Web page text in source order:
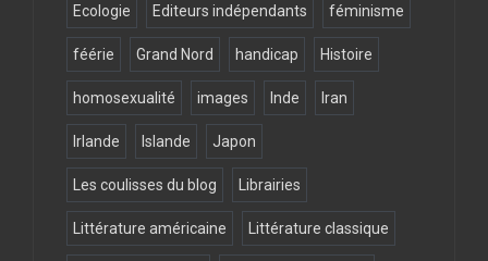
Ecologie Editeurs indépendants féminisme
féérie Grand Nord handicap Histoire
homosexualité images Inde Iran
Irlande Islande Japon
Les coulisses du blog Librairies
Littérature américaine Littérature classique